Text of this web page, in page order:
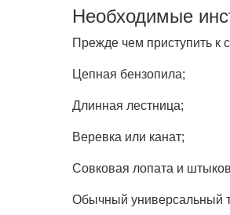
Необходимые
Прежде чем приступить к
Цепная бензопила;
Длинная лестница;
Веревка или канат;
Совковая лопата и
Обычный универсальный